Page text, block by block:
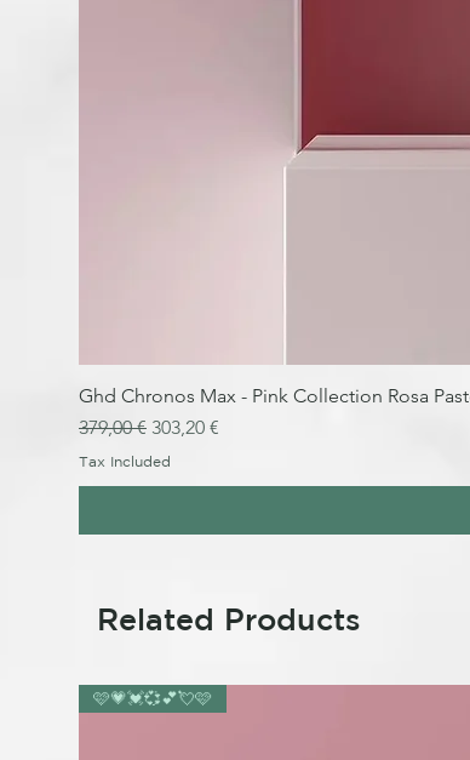
Ghd Chronos Max - Pink Collection Rosa
Regular Price
379,00 € Sale Price
303,20 €
Tax Included
Related Products
🩷💗💓💞💕💘🩷